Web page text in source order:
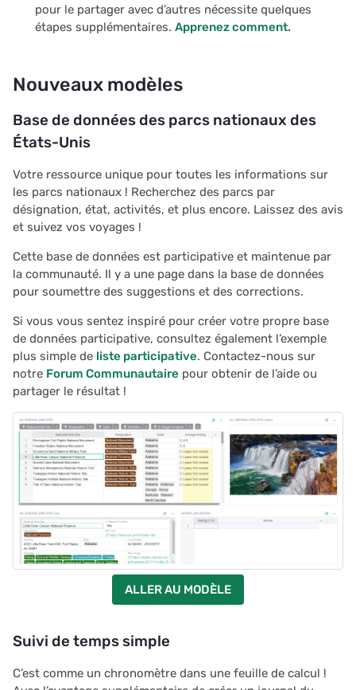
pour le partager avec d’autres nécessite quelques
étapes supplémentaires.Apprenez comment.
Nouveaux modèles
Base de données des parcs nationaux des
États-Unis
Votre ressource unique pour toutes les informations sur
les parcs nationaux ! Recherchez des parcs par
désignation, état, activités, et plus encore. Laissez des avis
et suivez vos voyages !
Cette base de données est participative et maintenue par
la communauté. Il y a une page dans la base de données
pour soumettre des suggestions et des corrections.
Si vous vous sentez inspiré pour créer votre propre base
de données participative, consultez également l’exemple
plus simple de liste participative. Contactez-nous sur
notre Forum Communautaire pour obtenir de l’aide ou
partager le résultat !
ALLER AU MODÈLE
Suivi de temps simple
C’est comme un chronomètre dans une feuille de calcul !